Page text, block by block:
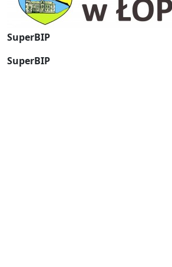
SuperBIP
SuperBIP